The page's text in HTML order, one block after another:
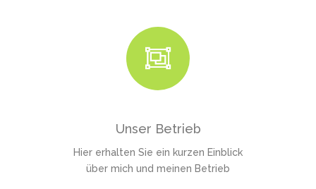
Unser Betrieb
Hier erhalten Sie ein kurzen Einblick
über mich und meinen Betrieb